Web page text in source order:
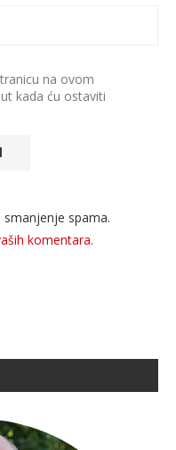
na ovom
kada ću ostaviti
spama.
komentara.